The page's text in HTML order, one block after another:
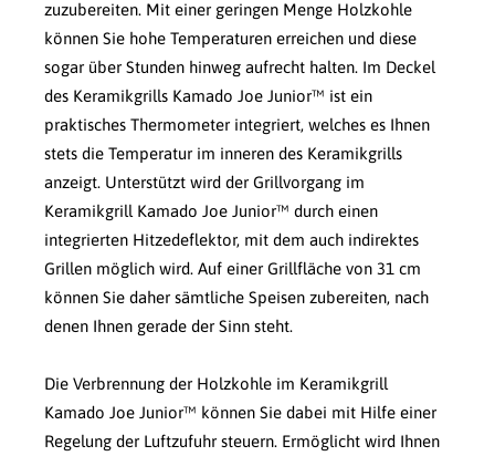
zuzubereiten. Mit einer geringen Menge Holzkohle
können Sie hohe Temperaturen erreichen und diese
sogar über Stunden hinweg aufrecht halten. Im Deckel
des Keramikgrills Kamado Joe Junior™ ist ein
praktisches Thermometer integriert, welches es Ihnen
stets die Temperatur im inneren des Keramikgrills
anzeigt. Unterstützt wird der Grillvorgang im
Keramikgrill Kamado Joe Junior™ durch einen
integrierten Hitzedeflektor, mit dem auch indirektes
Grillen möglich wird. Auf einer Grillfläche von 31 cm
können Sie daher sämtliche Speisen zubereiten, nach
denen Ihnen gerade der Sinn steht.
Die Verbrennung der Holzkohle im Keramikgrill
Kamado Joe Junior™ können Sie dabei mit Hilfe einer
Regelung der Luftzufuhr steuern. Ermöglicht wird Ihnen